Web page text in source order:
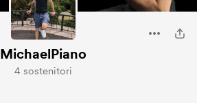
MichaelPiano
4 sostenitori